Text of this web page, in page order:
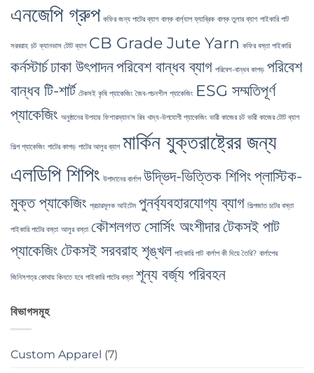
এনজেপি গ্রুপ কফির জন্য পাটের ব্যাগ বাল্ক বার্ল্যাপ ফ্যাব্রিক বাল্ক তুলার ব্যাগ পাইকারি পাট
সরবরাহ চট ক্যানভাস টোট ব্যাগ CB Grade Jute Yarn কফির বস্তা পাইকারি
কর্নস্টার্চঢাকা উৎপাদনপরিবেশ বান্ধব ব্যাগ পরিবেশ-বান্ধব কাপড় পরিবেশ
বান্ধব টি-শার্ট টেকসই কৃষি প্যাকেজিং জৈব-পচনশীল প্যাকেজিং ESG সম্মতিপূর্ণ
প্যাকেজিং অনুষ্ঠানের উপহার ফিশারম্যান'স রিব খাদ্য-উপযোগী প্যাকেজিং ভারী কাজের চট ভারী কাজের টোট ব্যাগ
শিল্প প্যাকেজিং পাটের কাপড় পাটের আলুর ব্যাগ মার্কিন যুক্তরাষ্ট্রের জন্য
এলডিপি শিপিং উপাদানের বার্লাপ উদ্ভিদ-ভিত্তিক শিপিংপ্লাস্টিক-
মুক্ত প্যাকেজিং প্রচারমূলক আইটেম পুনর্ব্যবহারযোগ্য ব্যাগ শিল্পজাত চটের বস্তা
পাইকারি পাটের বস্তা আলুর বস্তা কৌশলগত সোর্সিং অংশীদারটেকসই পাট
প্যাকেজিংটেকসই সরবরাহ শৃঙ্খল পাইকারি পাট বার্লাপ কী দিয়ে তৈরি? বার্লাপের
জিনিসপত্র কোথায় কিনতে হবে পাইকারি পাটের বস্তা শূন্য বর্জ্য পরিবহন
বিভাগসমূহ
Custom Apparel (7)